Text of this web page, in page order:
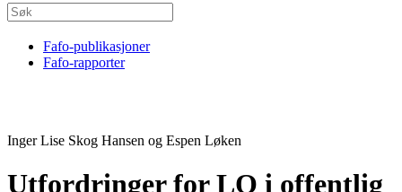
Fafo-publikasjoner
Fafo-rapporter
Inger Lise Skog Hansen og Espen Løken
Utfordringer for LO i offentlig